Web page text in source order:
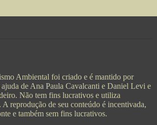
Ambiental foi criado e é mantido por
de Ana Paula Cavalcanti e Daniel Levi e
Não tem fins lucrativos e utiliza
reprodução de seu conteúdo é incentivada,
e também sem fins lucrativos.